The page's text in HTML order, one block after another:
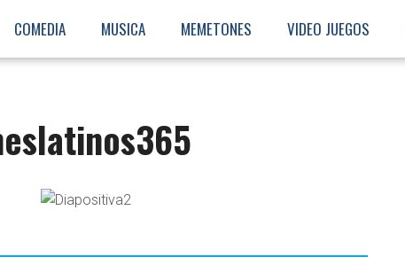
COMEDIA MUSICA MEMETONES VIDEO JUEGOS